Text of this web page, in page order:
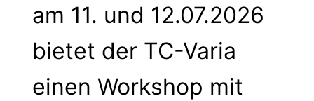
am 11. und 12.07.2026
bietet der TC-Varia
einen Workshop mit